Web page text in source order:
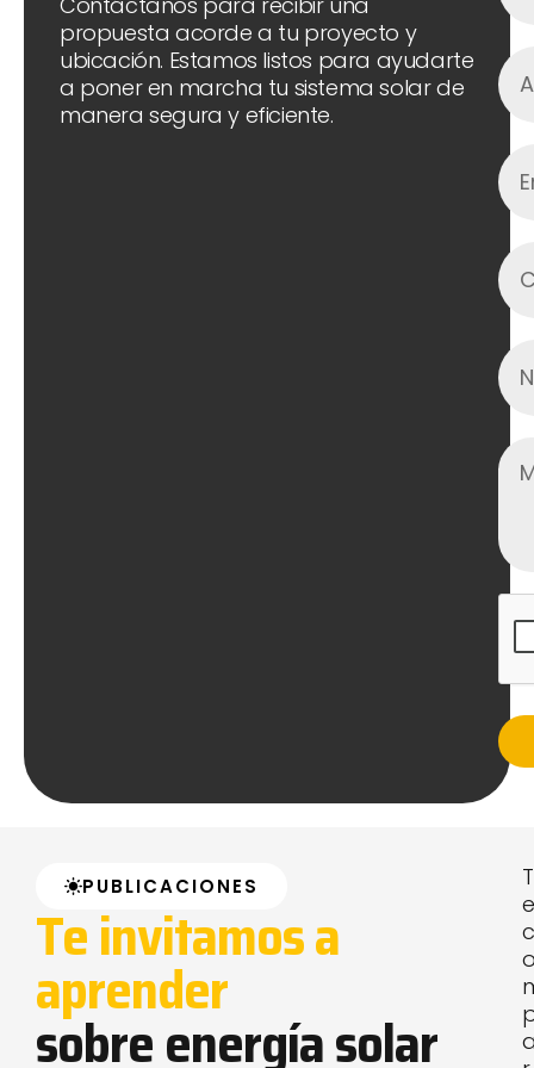
propuesta acorde a tu proyecto y
ubicación. Estamos listos para ayudarte
a poner en marcha tu sistema solar de
manera segura y eficiente.
PUBLICACIONES
Te invitamos a
aprender
sobre energía solar
T
e
c